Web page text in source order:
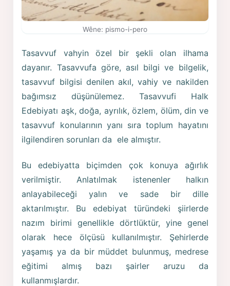
Wêne: pismo-i-pero
Tasavvuf vahyin özel bir şekli olan ilhama
dayanır. Tasavvufa göre, asıl bilgi ve bilgelik,
tasavvuf bilgisi denilen akıl, vahiy ve nakilden
bağımsız düşünülemez. Tasavvufi Halk
Edebiyatı aşk, doğa, ayrılık, özlem, ölüm, din ve
tasavvuf konularının yanı sıra toplum hayatını
ilgilendiren sorunları da ele almıştır.
Bu edebiyatta biçimden çok konuya ağırlık
verilmiştir. Anlatılmak istenenler halkın
anlayabileceği yalın ve sade bir dille
aktarılmıştır. Bu edebiyat türündeki şiirlerde
nazım birimi genellikle dörtlüktür, yine genel
olarak hece ölçüsü kullanılmıştır. Şehirlerde
yaşamış ya da bir müddet bulunmuş, medrese
eğitimi almış bazı şairler aruzu da
kullanmışlardır.